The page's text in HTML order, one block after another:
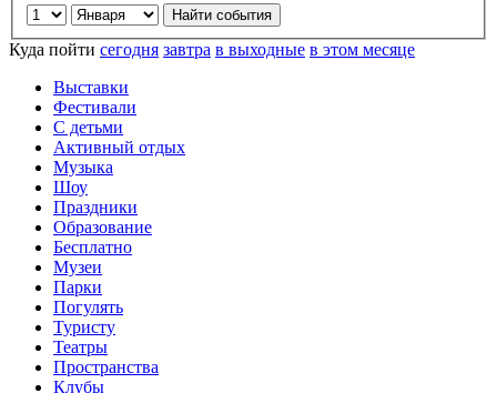
Куда пойти сегодня завтра в выходные в этом месяце
Выставки
Фестивали
С детьми
Активный отдых
Музыка
Шоу
Праздники
Образование
Бесплатно
Музеи
Парки
Погулять
Туристу
Театры
Пространства
Клубы